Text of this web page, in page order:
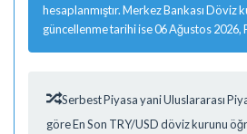
hesaplanmıştır. Merkez Bankası Döviz
güncellenme tarihi ise 06 Ağustos 2026,
Serbest Piyasa yani Uluslararası
göre En Son TRY/USD döviz kurunu